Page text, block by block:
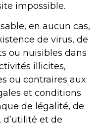
impossible.
en aucun cas,
de virus, de
ou nuisibles dans
illicites,
ou contraires aux
et conditions
de légalité, de
et de